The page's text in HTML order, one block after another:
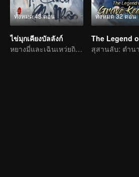
ทั้งหมด 48 ตอน
ไข่มุกเคียงบัลลังก์
หยางมี่และเฉินเหว่ยถิงต่อสู้กับโชคชะตาเพื่อความรัก
ทั้งหมด 32 ตอน